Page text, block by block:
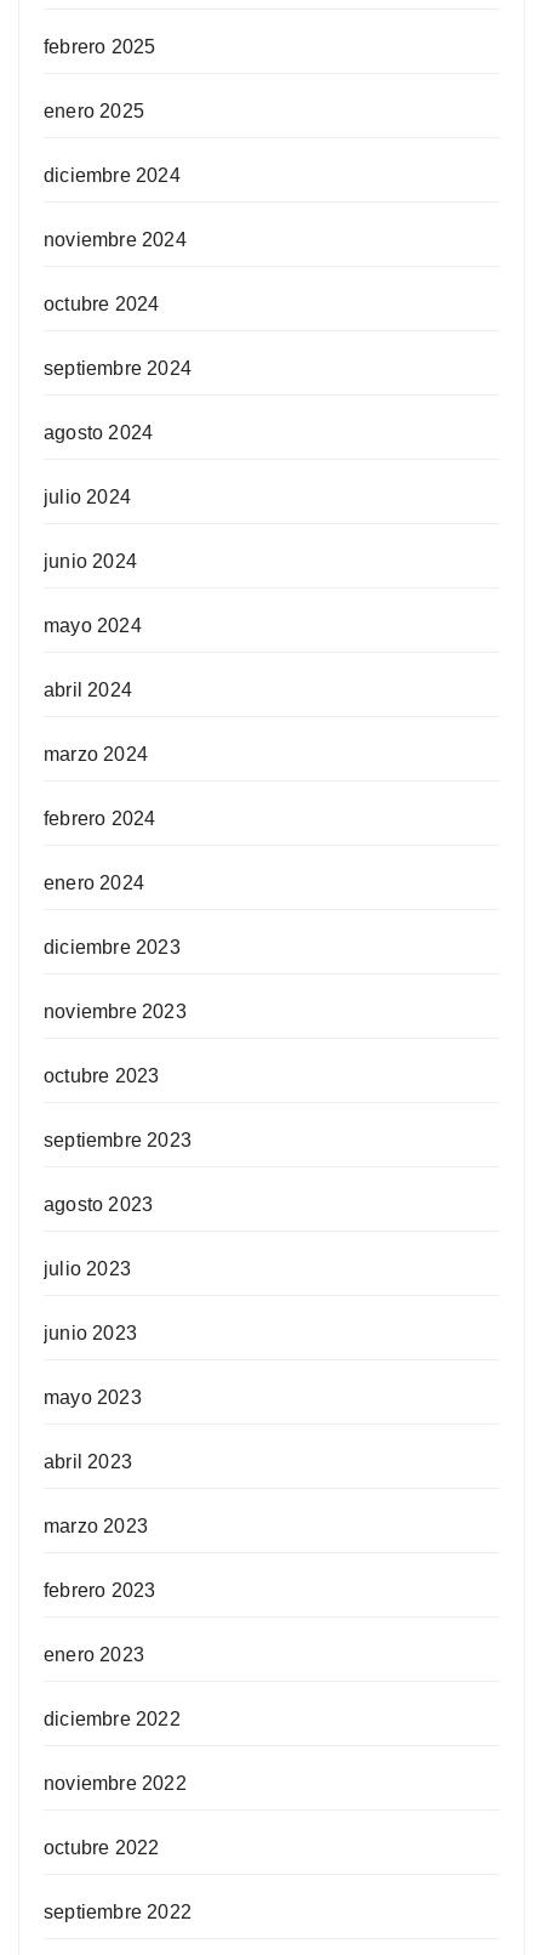
febrero 2025
enero 2025
diciembre 2024
noviembre 2024
octubre 2024
septiembre 2024
agosto 2024
julio 2024
junio 2024
mayo 2024
abril 2024
marzo 2024
febrero 2024
enero 2024
diciembre 2023
noviembre 2023
octubre 2023
septiembre 2023
agosto 2023
julio 2023
junio 2023
mayo 2023
abril 2023
marzo 2023
febrero 2023
enero 2023
diciembre 2022
noviembre 2022
octubre 2022
septiembre 2022